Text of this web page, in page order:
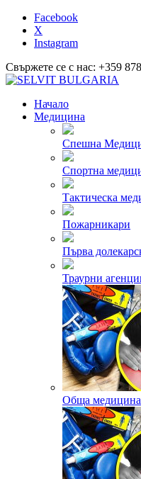
Facebook
X
Instagram
Свържете се с нас: +359
Начало
Медицина
Спешна
Спортна
Тактическа
Пожарникари
Първа
Траурни
Обща медицина